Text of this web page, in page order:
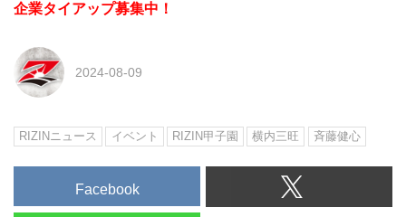
企業タイアップ募集中！
2024-08-09
RIZINニュース イベント RIZIN甲子園 横内三旺 ⻫藤健心
Facebook